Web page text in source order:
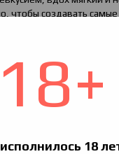
18+
18
чтобы создавать
ароматизаторы.
есть